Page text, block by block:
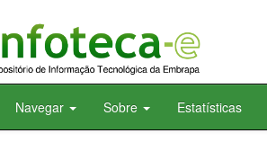
Navegar Sobre Estatísticas